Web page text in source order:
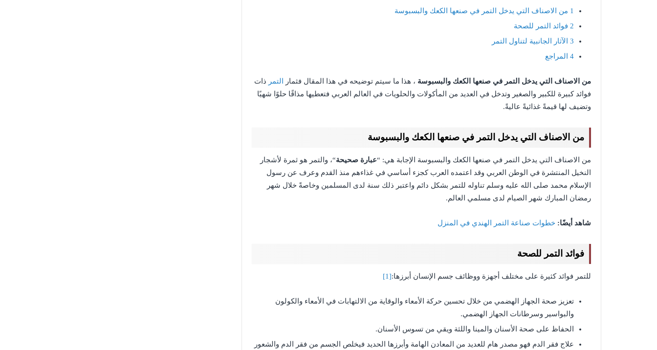
1 من الاصناف التي يدخل التمر في صنعها الكعك والبسبوسة
2 فوائد التمر للصحة
3 الآثار الجانبية لتناول التمر
4 المراجع
من الاصناف التي يدخل التمر في صنعها الكعك والبسبوسة ، هذا ما سيتم توضيحه في هذا المقال فثمار التمر ذات
فوائد كبيرة للكبير والصغير وتدخل في العديد من المأكولات والحلويات في العالم العربي فتعطيها مذاقًا حلوًا شهيًا
وتضيف لها قيمةً غذائيةً عاليةً.
من الاصناف التي يدخل التمر في صنعها الكعك والبسبوسة
من الاصناف التي يدخل التمر في صنعها الكعك والبسبوسة الإجابة هي: “عبارة صحيحة“، والتمر هو ثمرة لأشجار
النخيل المنتشرة في الوطن العربي وقد اعتمده العرب كجزء أساسي في غذاءهم منذ القدم وعرف عن رسول
الإسلام محمد صلى الله عليه وسلم تناوله للتمر بشكل دائم واعتبر ذلك سنة لدى المسلمين وخاصةً خلال شهر
رمضان المبارك شهر الصيام لدى مسلمي العالم.
شاهد أيضًا: خطوات صناعة التمر الهندي في المنزل
فوائد التمر للصحة
للتمر فوائد كثيرة على مختلف أجهزة ووظائف جسم الإنسان أبرزها:[1]
تعزيز صحة الجهاز الهضمي من خلال تحسين حركة الأمعاء والوقاية من الالتهابات في الأمعاء والكولون
والبواسير وسرطانات الجهاز الهضمي.
الحفاظ على صحة الأسنان والمينا واللثة ويقي من تسوس الأسنان.
علاج فقر الدم فهو مصدر هام للعديد من المعادن الهامة وأبرزها الحديد فيخلص الجسم من فقر الدم والشعور